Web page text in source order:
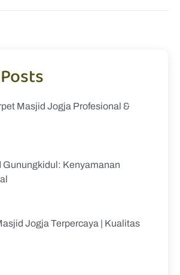
Masjid Jogja Profesional &
Gunungkidul: Kenyamanan
Jogja Terpercaya | Kualitas